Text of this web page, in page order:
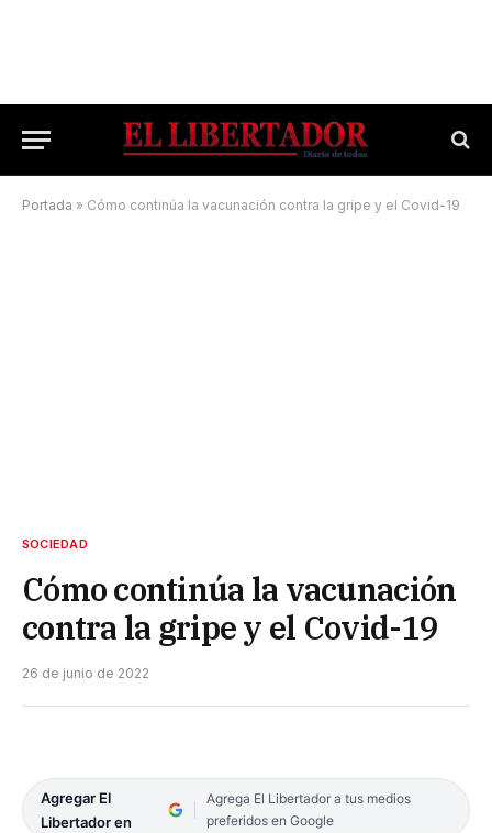
Portada » Cómo continúa la vacunación contra la gripe y el Covid-19
SOCIEDAD
Cómo continúa la vacunación
contra la gripe y el Covid-19
26 de junio de 2022
Agregar El
Libertador en
Agrega El Libertador a tus medios
preferidos en Google